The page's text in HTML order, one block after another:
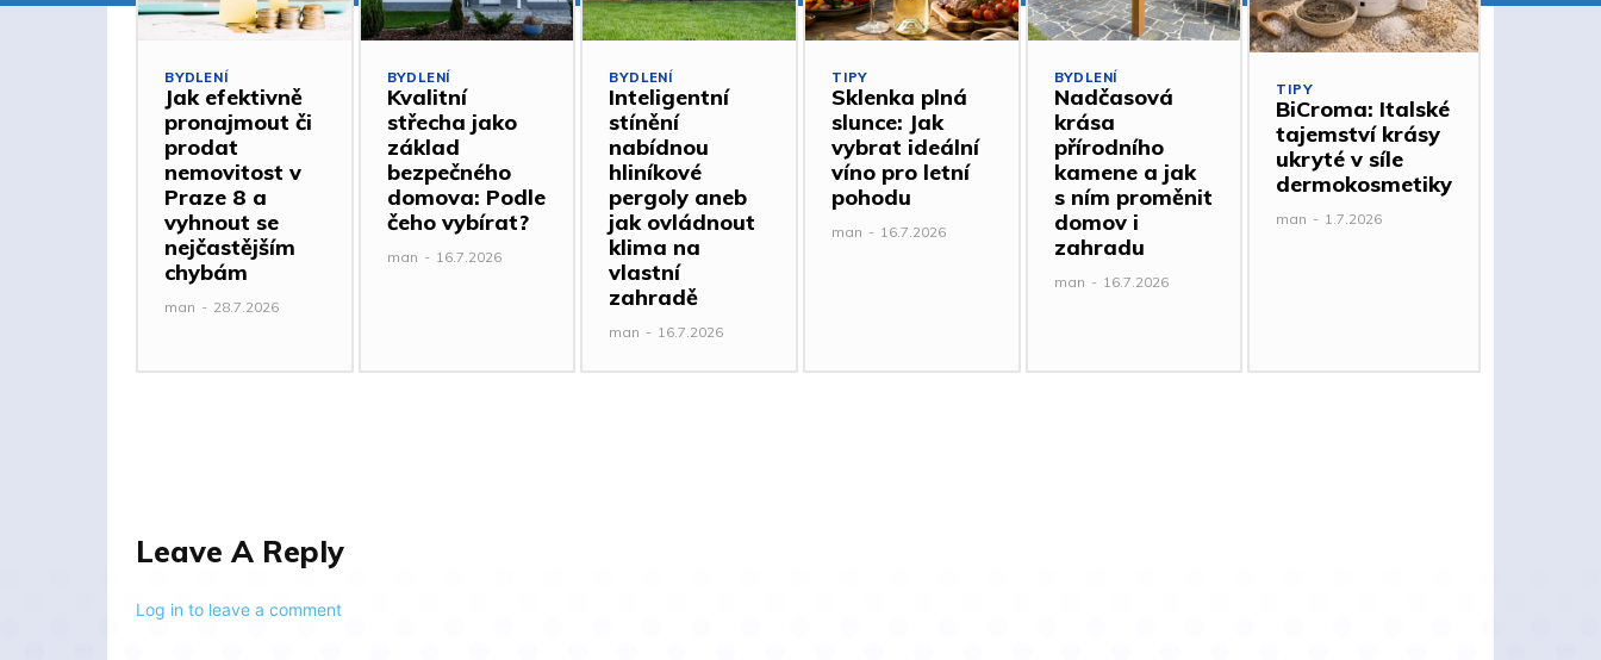
BYDLENÍ
Jak efektivně
pronajmout či
prodat
nemovitost v
Praze 8 a
vyhnout se
nejčastějším
chybám
man - 28.7.2026
BYDLENÍ
Kvalitní
střecha jako
základ
bezpečného
domova: Podle
čeho vybírat?
man - 16.7.2026
BYDLENÍ
Inteligentní
stínění
nabídnou
hliníkové
pergoly aneb
jak ovládnout
klima na
vlastní
zahradě
man - 16.7.2026
TIPY
Sklenka plná
slunce: Jak
vybrat ideální
víno pro letní
pohodu
man - 16.7.2026
BYDLENÍ
Nadčasová
krása
přírodního
kamene a jak
s ním proměnit
domov i
zahradu
man - 16.7.2026
TIPY
BiCroma: Italské
tajemství krásy
ukryté v síle
dermokosmetiky
man - 1.7.2026
Leave A Reply
Log in to leave a comment